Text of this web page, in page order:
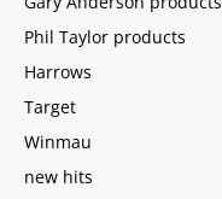
Phil Taylor products
Harrows
Target
Winmau
new hits